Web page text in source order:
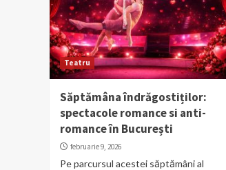
Teatru
Săptămâna îndrăgostiților:
spectacole romance si anti-
romance în București
februarie 9, 2026
Pe parcursul acestei săptămâni al